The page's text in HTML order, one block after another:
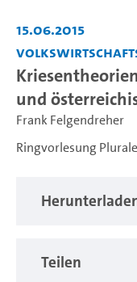
15.06.2015
und
Frank Felgendreher
Ringvorlesung
Teilen